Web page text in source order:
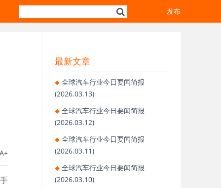
发布
A+
最新文章
全球汽车行业今日要闻简报
(2026.03.13)
全球汽车行业今日要闻简报
(2026.03.12)
全球汽车行业今日要闻简报
(2026.03.11)
全球汽车行业今日要闻简报
(2026.03.10)